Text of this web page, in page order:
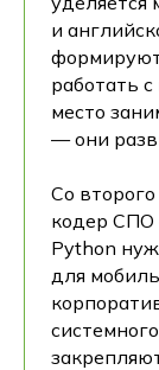
и
формируют
работать
место
— они
Со
кодер СПО
Python
для